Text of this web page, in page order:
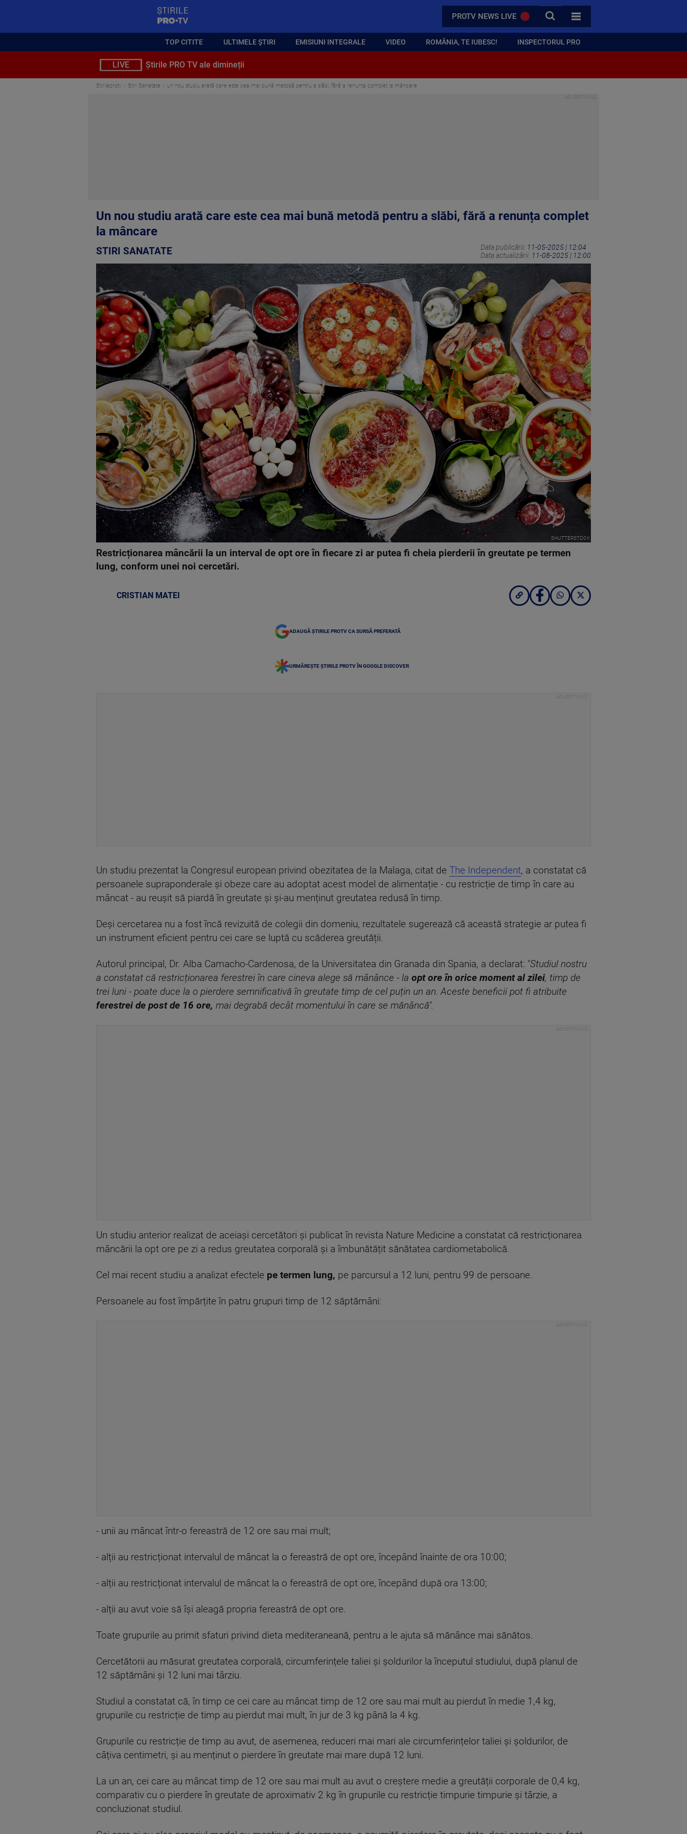
PROTV NEWS LIVE CAUTA
TOATE CATEGORIILE
TOP CITITE ULTIMELE ȘTIRI EMISIUNI INTEGRALE VIDEO ROMÂNIA, TE IUBESC! INSPECTORUL PRO
LIVE Știrile PRO TV ale dimineții
Stirileprotv Stiri Sanatate Un nou studiu arată care este cea mai bună metodă pentru a slăbi, fără a renunța complet la mâncare
Un nou studiu arată care este cea mai bună metodă pentru a slăbi, fără a renunța complet
la mâncare
STIRI SANATATE Data publicării: 11-05-2025 | 12:04
Data actualizării: 11-08-2025 | 12:00
SHUTTERSTOCK
Restricționarea mâncării la un interval de opt ore în fiecare zi ar putea fi cheia pierderii în greutate pe termen
lung, conform unei noi cercetări.
CRISTIAN MATEI
ADAUGĂ ȘTIRILE PROTV CA SURSĂ PREFERATĂ
URMĂREȘTE ȘTIRILE PROTV ÎN GOOGLE DISCOVER
Un studiu prezentat la Congresul european privind obezitatea de la Malaga, citat de The Independent, a constatat că
persoanele supraponderale și obeze care au adoptat acest model de alimentație - cu restricție de timp în care au
mâncat - au reușit să piardă în greutate și și-au menținut greutatea redusă în timp.
Deși cercetarea nu a fost încă revizuită de colegii din domeniu, rezultatele sugerează că această strategie ar putea fi
un instrument eficient pentru cei care se luptă cu scăderea greutății.
Autorul principal, Dr. Alba Camacho-Cardenosa, de la Universitatea din Granada din Spania, a declarat: "Studiul nostru
a constatat că restricționarea ferestrei în care cineva alege să mânânce - la opt ore în orice moment al zilei, timp de
trei luni - poate duce la o pierdere semnificativă în greutate timp de cel puțin un an. Aceste beneficii pot fi atribuite
ferestrei de post de 16 ore, mai degrabă decât momentului în care se mănâncă".
Un studiu anterior realizat de aceiași cercetători și publicat în revista Nature Medicine a constatat că restricționarea
mâncării la opt ore pe zi a redus greutatea corporală și a îmbunătățit sănătatea cardiometabolică.
Cel mai recent studiu a analizat efectele pe termen lung, pe parcursul a 12 luni, pentru 99 de persoane.
Persoanele au fost împărțite în patru grupuri timp de 12 săptămâni:
- unii au mâncat într-o fereastră de 12 ore sau mai mult;
- alții au restricționat intervalul de mâncat la o fereastră de opt ore, începând înainte de ora 10:00;
- alții au restricționat intervalul de mâncat la o fereastră de opt ore, începând după ora 13:00;
- alții au avut voie să își aleagă propria fereastră de opt ore.
Toate grupurile au primit sfaturi privind dieta mediteraneană, pentru a le ajuta să mănânce mai sănătos.
Cercetătorii au măsurat greutatea corporală, circumferințele taliei și șoldurilor la începutul studiului, după planul de
12 săptămâni și 12 luni mai târziu.
Studiul a constatat că, în timp ce cei care au mâncat timp de 12 ore sau mai mult au pierdut în medie 1,4 kg,
grupurile cu restricție de timp au pierdut mai mult, în jur de 3 kg până la 4 kg.
Grupurile cu restricție de timp au avut, de asemenea, reduceri mai mari ale circumferințelor taliei și șoldurilor, de
câțiva centimetri, și au menținut o pierdere în greutate mai mare după 12 luni.
La un an, cei care au mâncat timp de 12 ore sau mai mult au avut o creștere medie a greutății corporale de 0,4 kg,
comparativ cu o pierdere în greutate de aproximativ 2 kg în grupurile cu restricție timpurie timpurie și târzie, a
concluzionat studiul.